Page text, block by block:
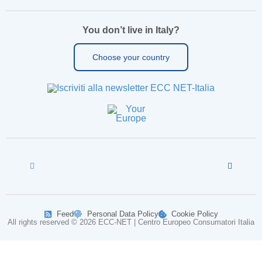
You don’t live in Italy?
Choose your country
All rights reserved © 2026 ECC-NET | Centro Europeo Consumatori Italia
Feed Personal Data Policy Cookie Policy